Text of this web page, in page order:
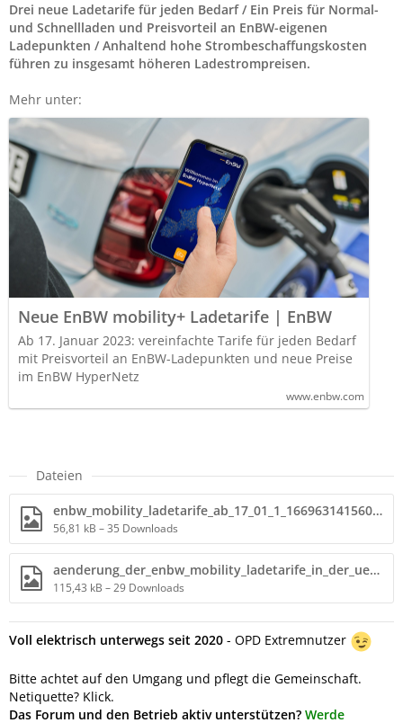
Drei neue Ladetarife für jeden Bedarf / Ein Preis für Normal-
und Schnellladen und Preisvorteil an EnBW-eigenen
Ladepunkten / Anhaltend hohe Strombeschaffungskosten
führen zu insgesamt höheren Ladestrompreisen.
Mehr unter:
Neue EnBW mobility+ Ladetarife | EnBW
Ab 17. Januar 2023: vereinfachte Tarife für jeden Bedarf
mit Preisvorteil an EnBW-Ladepunkten und neue Preise
im EnBW HyperNetz
www.enbw.com
Dateien
enbw_mobility_ladetarife_ab_17_01_1_1669631415600.png
56,81 kB – 35 Downloads
aenderung_der_enbw_mobility_ladetarife_in_der_uebersicht_1669631415600.jpg
115,43 kB – 29 Downloads
Voll elektrisch unterwegs seit 2020 - OPD Extremnutzer
Bitte achtet auf den Umgang und pflegt die Gemeinschaft.
Netiquette? Klick.
Das Forum und den Betrieb aktiv unterstützen? Werde